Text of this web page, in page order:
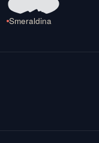
Smeraldina